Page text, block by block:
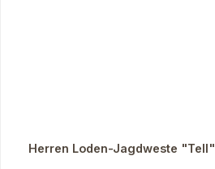
Herren Loden-Jagdweste "Tell"